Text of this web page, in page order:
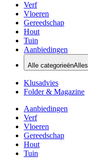
Verf
Vloeren
Gereedschap
Hout
Tuin
Aanbiedingen
Alle categorieënAlles
Klusadvies
Folder & Magazine
Aanbiedingen
Verf
Vloeren
Gereedschap
Hout
Tuin